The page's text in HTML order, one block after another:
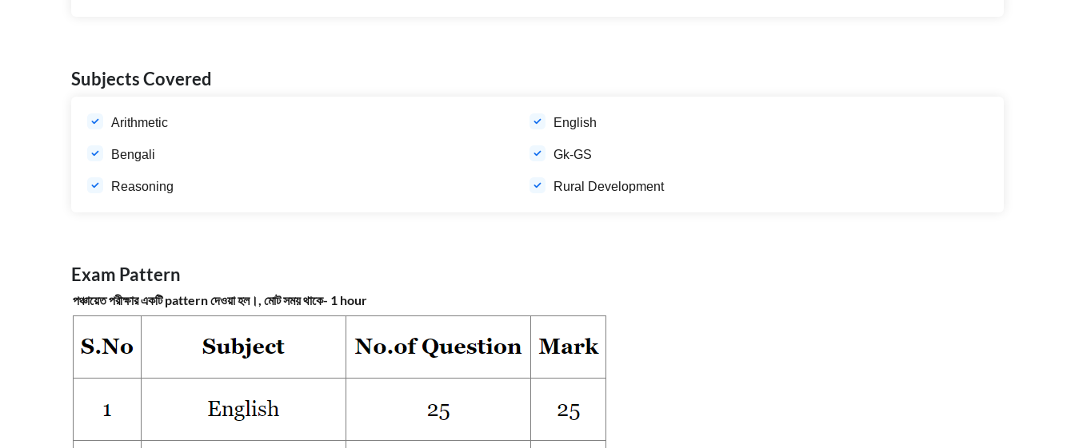
Subjects Covered
Arithmetic English
Bengali Gk-GS
Reasoning Rural Development
Exam Pattern
পঞ্চায়েত পরীক্ষার একটি pattern দেওয়া হল।, মোট সময় থাকে- 1 hour